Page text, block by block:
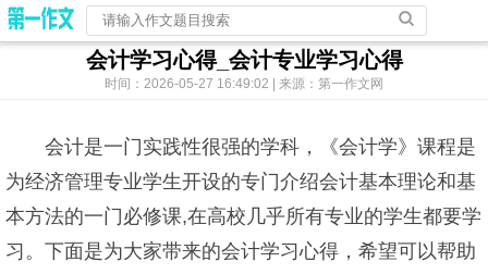
会计学习心得_会计专业学习心得
时间：2026-05-27 16:49:02 | 来源：第一作文网
会计是一门实践性很强的学科，《会计学》课程是
为经济管理专业学生开设的专门介绍会计基本理论和基
本方法的一门必修课,在高校几乎所有专业的学生都要学
习。下面是为大家带来的会计学习心得，希望可以帮助